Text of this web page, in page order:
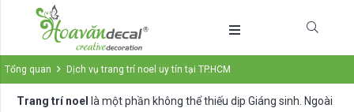
Tổng quan Dịch vụ trang trí noel uy tín tại TP.HCM
Trang trí noel
là một phần không thể thiếu dịp Giáng sinh. Ngoài